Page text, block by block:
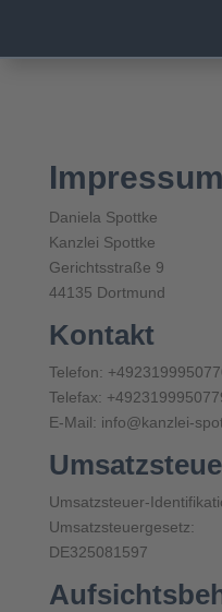
Impressum
Daniela Spottke
Kanzlei Spottke
Gerichtsstraße 9
44135 Dortmund
Kontakt
Telefon:
Telefax:
E-Mail: info@kanzlei-
Umsatzsteuer-
Umsatzsteuergesetz:
DE325081597